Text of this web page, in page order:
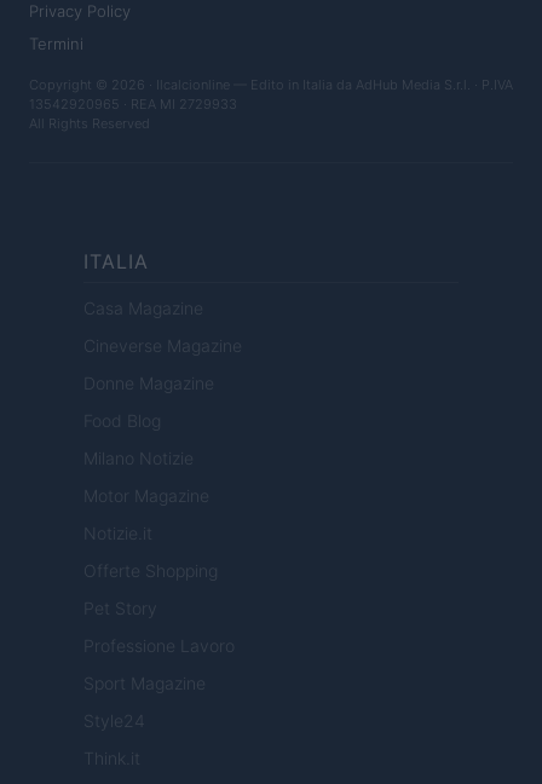
Privacy Policy
Termini
Copyright © 2026 · Ilcalcionline — Edito in Italia da AdHub Media S.r.l. · P.IVA
13542920965 · REA MI 2729933
All Rights Reserved
ITALIA
Casa Magazine
Cineverse Magazine
Donne Magazine
Food Blog
Milano Notizie
Motor Magazine
Notizie.it
Offerte Shopping
Pet Story
Professione Lavoro
Sport Magazine
Style24
Think.it